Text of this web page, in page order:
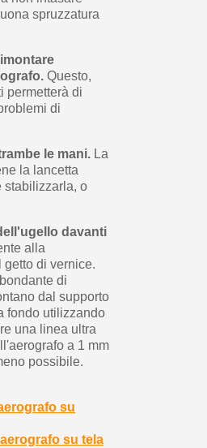
spruzzatura
Questo,
permetterà di
di
le mani.La
la lancetta
stabilizzarla, o
davanti
alla
di vernice.
di
dal supporto
fondo utilizzando
una linea ultra
a 1 mm
possibile.
su
su tela